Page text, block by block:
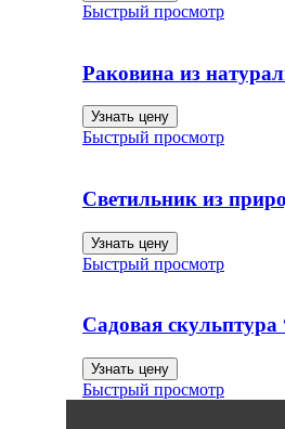
Быстрый просмотр
Раковина из
Узнать цену
Быстрый просмотр
Светильник из
Узнать цену
Быстрый просмотр
Садовая
Узнать цену
Быстрый просмотр